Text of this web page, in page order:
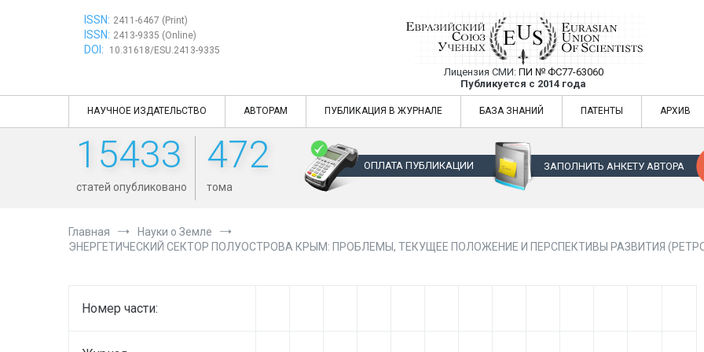
ISSN: 2411-6467 (Print)
ISSN: 2413-9335 (Online)
DOI: 10.31618/ESU.2413-9335
Евразийский Союз Ученых —
Лицензия СМИ: ПИ № ФС77-63060
Публикуется с 2014 года
Евразийский Союз Ученых — публикация научных статей в
НАУЧНОЕ ИЗДАТЕЛЬСТВО АВТОРАМ ПУБЛИКАЦИЯ В ЖУРНАЛЕ БАЗА ЗНАНИЙ ПАТЕНТЫ АРХИВ
15433
статей опубликовано
472
тома
ОПЛАТА ПУБЛИКАЦИИ ЗАПОЛНИТЬ АНКЕТУ АВТОРА
Главная
Науки о Земле
ЭНЕРГЕТИЧЕСКИЙ СЕКТОР ПОЛУОСТРОВА КРЫМ: ПРОБЛЕМЫ, ТЕКУЩЕЕ ПОЛОЖЕНИЕ И ПЕРСПЕКТИВЫ РАЗВИТИЯ
Номер части: